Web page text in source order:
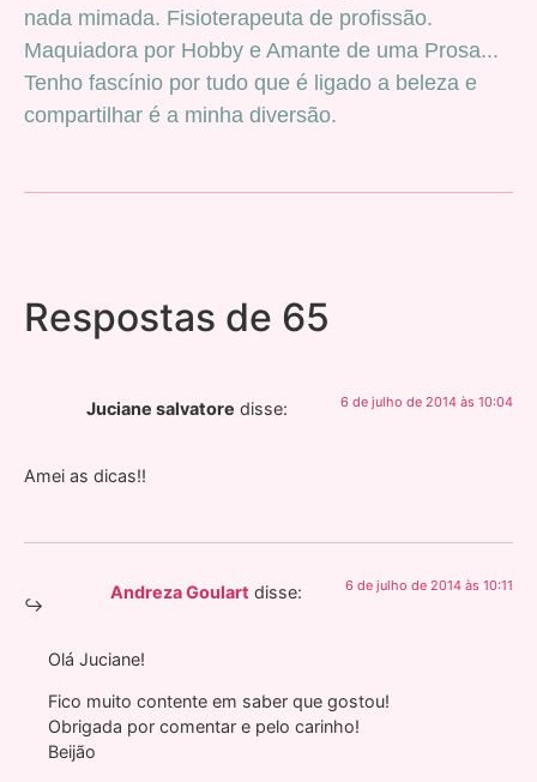
nada mimada. Fisioterapeuta de profissão.
Maquiadora por Hobby e Amante de uma Prosa...
Tenho fascínio por tudo que é ligado a beleza e
compartilhar é a minha diversão.
Respostas de 65
Juciane salvatore disse: 6 de julho de 2014 às 10:04
Amei as dicas!!
Andreza Goulart disse: 6 de julho de 2014 às 10:11
Olá Juciane!
Fico muito contente em saber que gostou!
Obrigada por comentar e pelo carinho!
Beijão